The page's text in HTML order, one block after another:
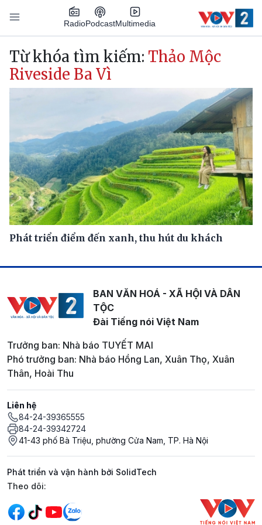
Nhảy đến nội dung
RadioPodcastMultimedia
Main navigation
Từ khóa tìm kiếm: Thảo Mộc
Riveside Ba Vì
Phát triển điểm đến xanh, thu hút du khách
BAN VĂN HOÁ - XÃ HỘI VÀ DÂN
TỘC
Đài Tiếng nói Việt Nam
Trưởng ban: Nhà báo TUYẾT MAI
Phó trưởng ban: Nhà báo Hồng Lan, Xuân Thọ, Xuân
Thân, Hoài Thu
Liên hệ
84-24-39365555
84-24-39342724
41-43 phố Bà Triệu, phường Cửa Nam, TP. Hà Nội
Phát triển và vận hành bởi SolidTech
Mạng xã hội
Theo dõi: